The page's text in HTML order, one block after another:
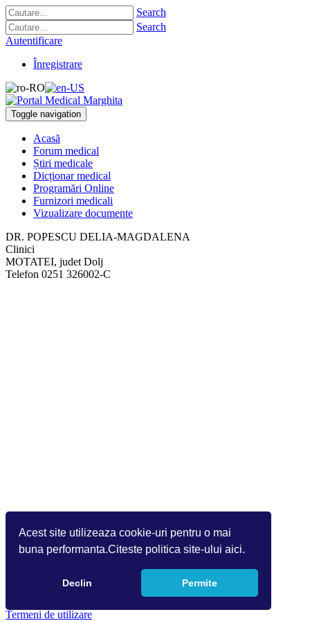
Acest site utilizeaza cookie-uri pentru o mai
buna performanta.Citeste politica site-ului aici.
Declin Permite
Search
Search
Autentificare
Înregistrare
Toggle navigation
Acasă
Forum medical
Știri medicale
Dicționar medical
Programări Online
Furnizori medicali
Vizualizare documente
DR. POPESCU DELIA-MAGDALENA
Clinici
MOTATEI, judet Dolj
Telefon 0251 326002-C
Termeni de utilizare